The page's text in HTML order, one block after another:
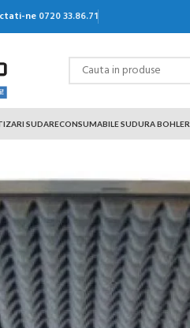
ne 0720 33.86.71
SUDARECONSUMABILE SUDURA BOHLER